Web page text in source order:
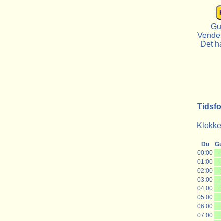
Det
Du
00:00
01:00
02:00
03:00
04:00
05:00
06:00
07:00